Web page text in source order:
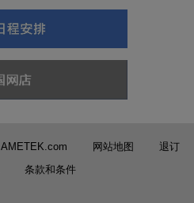
AMETEK.com 网站地图
退订
条款和条件